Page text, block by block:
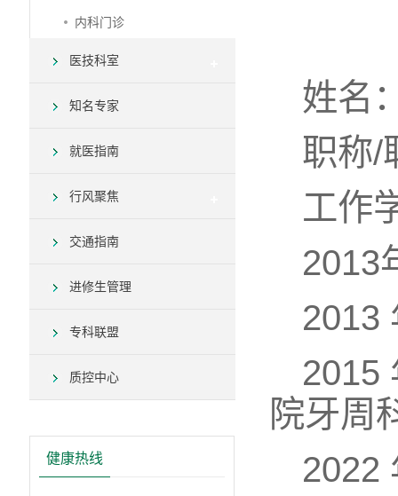
内科门诊
医技科室
知名专家
就医指南
行风聚焦
交通指南
进修生管理
专科联盟
质控中心
健康热线
姓名
职称/
工作
2013
2013
2015
院牙周
2022